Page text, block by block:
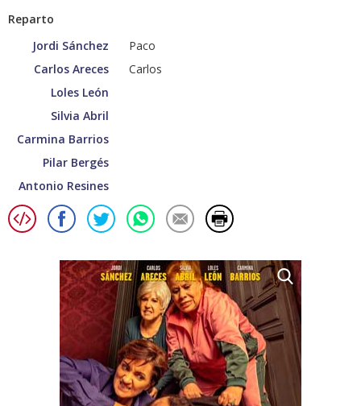
Reparto
Jordi Sánchez
Paco
Carlos Areces
Carlos
Loles León
Silvia Abril
Carmina Barrios
Pilar Bergés
Antonio Resines